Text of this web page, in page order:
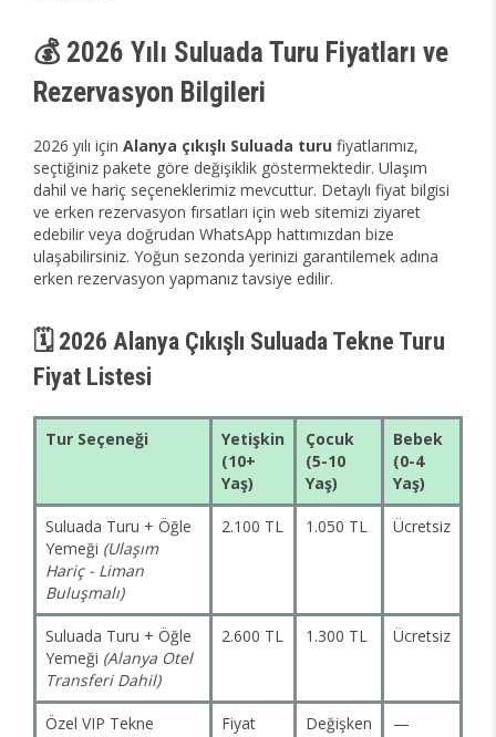
💰 2026 Yılı Suluada Turu Fiyatları ve
Rezervasyon Bilgileri
2026 yılı için Alanya çıkışlı Suluada turu fiyatlarımız,
seçtiğiniz pakete göre değişiklik göstermektedir. Ulaşım
dahil ve hariç seçeneklerimiz mevcuttur. Detaylı fiyat bilgisi
ve erken rezervasyon fırsatları için web sitemizi ziyaret
edebilir veya doğrudan WhatsApp hattımızdan bize
ulaşabilirsiniz. Yoğun sezonda yerinizi garantilemek adına
erken rezervasyon yapmanız tavsiye edilir.
🗓️ 2026 Alanya Çıkışlı Suluada Tekne Turu
Fiyat Listesi
Tur Seçeneği
Yetişkin
(10+
Yaş)
Çocuk
(5-10
Yaş)
Bebek
(0-4
Yaş)
Suluada Turu + Öğle
Yemeği (Ulaşım
Hariç - Liman
Buluşmalı)
2.100 TL 1.050 TL Ücretsiz
Suluada Turu + Öğle
Yemeği (Alanya Otel
Transferi Dahil)
2.600 TL 1.300 TL Ücretsiz
Özel VIP Tekne
Fiyat
Değişken —